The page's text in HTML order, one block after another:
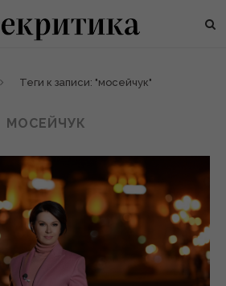
Теги к записи: "мосейчук"
МОСЕЙЧУК